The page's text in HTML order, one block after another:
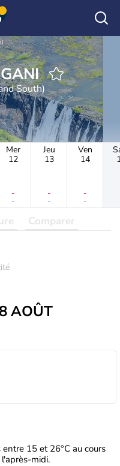
South)
Mer
12
-
-
Jeu
13
-
-
Ven
14
-
-
Comparer
AOÛT
15 et 26°C au cours
midi.